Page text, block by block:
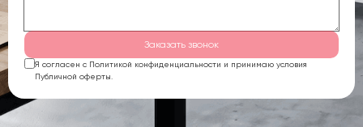
Заказать звонок
Я согласен с Политикой конфиденциальности и принимаю условия
Публичной оферты.